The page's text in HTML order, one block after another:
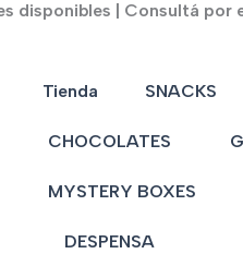
disponibles | Consultá
Tienda SNACKS
CHOCOLATES
MYSTERY BOXES
DESPENSA